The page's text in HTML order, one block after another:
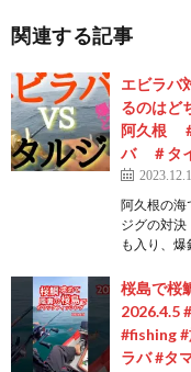
関連する記事
エビラバ
るのは
阿久根
バ ＃タ
阿久根の海
ジグの対
も入り、
桜島で桜
2026.4.5
#fishing #
ラバ #タ